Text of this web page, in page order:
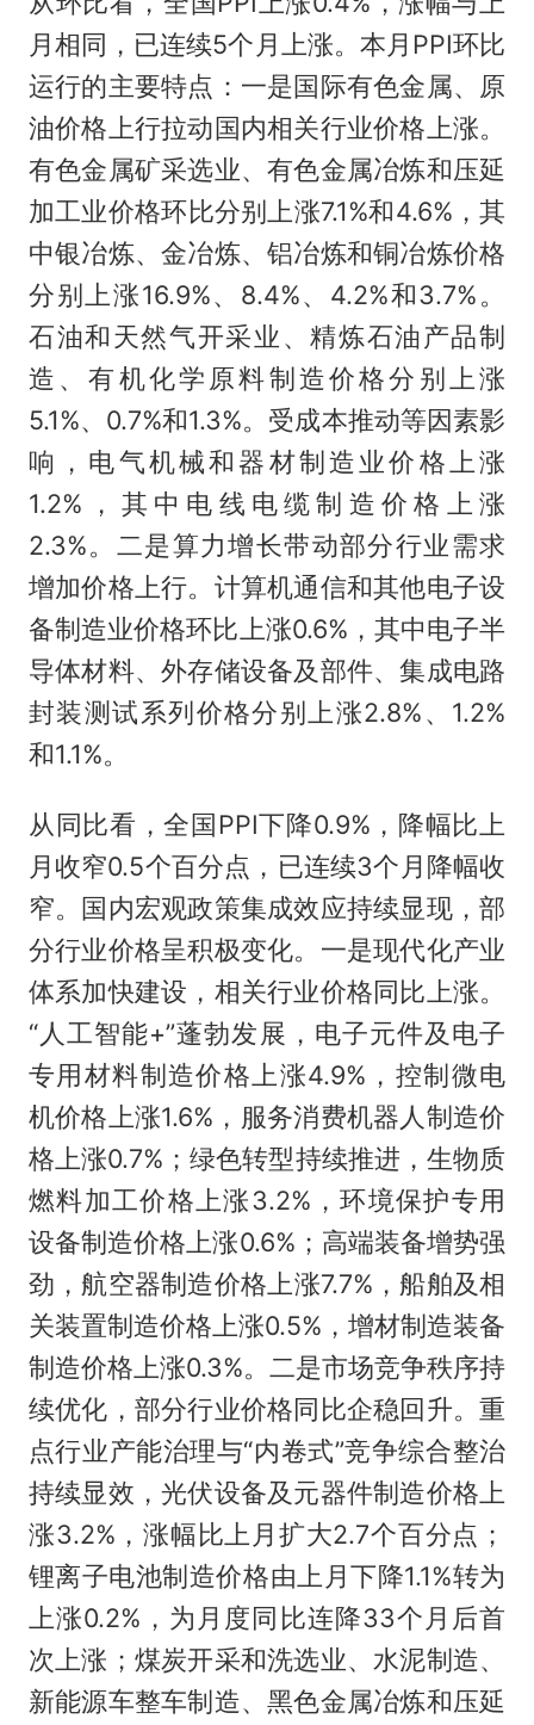
月相同，已连续5个月上涨。本月PPI环比
运行的主要特点：一是国际有色金属、原
油价格上行拉动国内相关行业价格上涨。
有色金属矿采选业、有色金属冶炼和压延
加工业价格环比分别上涨7.1%和4.6%，其
中银冶炼、金冶炼、铝冶炼和铜冶炼价格
分别上涨16.9%、8.4%、4.2%和3.7%。
石油和天然气开采业、精炼石油产品制
造、有机化学原料制造价格分别上涨
5.1%、0.7%和1.3%。受成本推动等因素影
响，电气机械和器材制造业价格上涨
1.2%，其中电线电缆制造价格上涨
2.3%。二是算力增长带动部分行业需求
增加价格上行。计算机通信和其他电子设
备制造业价格环比上涨0.6%，其中电子半
导体材料、外存储设备及部件、集成电路
封装测试系列价格分别上涨2.8%、1.2%
和1.1%。
从同比看，全国PPI下降0.9%，降幅比上
月收窄0.5个百分点，已连续3个月降幅收
窄。国内宏观政策集成效应持续显现，部
分行业价格呈积极变化。一是现代化产业
体系加快建设，相关行业价格同比上涨。
“人工智能+”蓬勃发展，电子元件及电子
专用材料制造价格上涨4.9%，控制微电
机价格上涨1.6%，服务消费机器人制造价
格上涨0.7%；绿色转型持续推进，生物质
燃料加工价格上涨3.2%，环境保护专用
设备制造价格上涨0.6%；高端装备增势强
劲，航空器制造价格上涨7.7%，船舶及相
关装置制造价格上涨0.5%，增材制造装备
制造价格上涨0.3%。二是市场竞争秩序持
续优化，部分行业价格同比企稳回升。重
点行业产能治理与“内卷式”竞争综合整治
持续显效，光伏设备及元器件制造价格上
涨3.2%，涨幅比上月扩大2.7个百分点；
锂离子电池制造价格由上月下降1.1%转为
上涨0.2%，为月度同比连降33个月后首
次上涨；煤炭开采和洗选业、水泥制造、
新能源车整车制造、黑色金属冶炼和压延